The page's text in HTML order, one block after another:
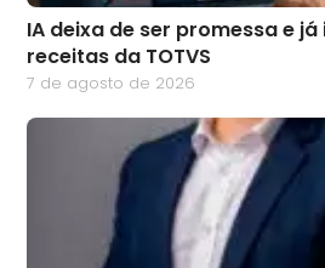
IA deixa de ser promessa e
receitas da TOTVS
7 de agosto de 2026